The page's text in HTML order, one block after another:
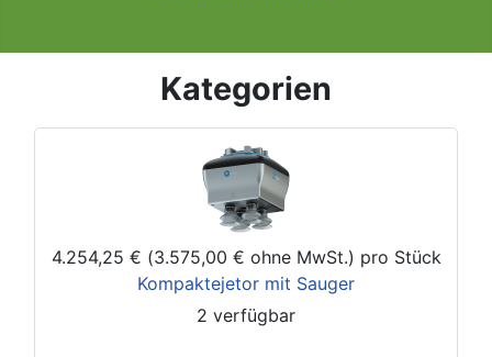
Kategorien
4.254,25 € (3.575,00 € ohne MwSt.) pro Stück
Kompaktejetor mit Sauger
2 verfügbar